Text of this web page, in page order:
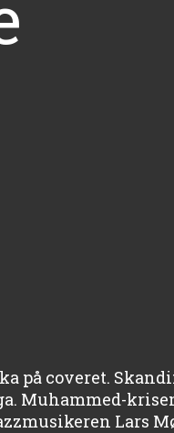
på coveret.
Muhammed-
Lars